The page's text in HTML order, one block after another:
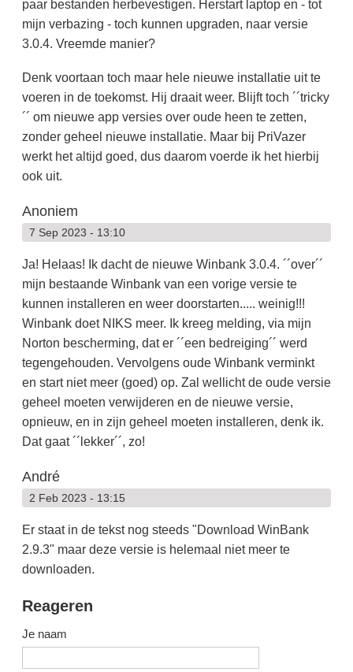
paar bestanden herbevestigen. Herstart laptop en - tot
mijn verbazing - toch kunnen upgraden, naar versie
3.0.4. Vreemde manier?
Denk voortaan toch maar hele nieuwe installatie uit te
voeren in de toekomst. Hij draait weer. Blijft toch ´´tricky
´´ om nieuwe app versies over oude heen te zetten,
zonder geheel nieuwe installatie. Maar bij PriVazer
werkt het altijd goed, dus daarom voerde ik het hierbij
ook uit.
Anoniem
7 Sep 2023 - 13:10
Ja! Helaas! Ik dacht de nieuwe Winbank 3.0.4. ´´over´´
mijn bestaande Winbank van een vorige versie te
kunnen installeren en weer doorstarten..... weinig!!!
Winbank doet NIKS meer. Ik kreeg melding, via mijn
Norton bescherming, dat er ´´een bedreiging´´ werd
tegengehouden. Vervolgens oude Winbank verminkt
en start niet meer (goed) op. Zal wellicht de oude versie
geheel moeten verwijderen en de nieuwe versie,
opnieuw, en in zijn geheel moeten installeren, denk ik.
Dat gaat ´´lekker´´, zo!
André
2 Feb 2023 - 13:15
Er staat in de tekst nog steeds "Download WinBank
2.9.3" maar deze versie is helemaal niet meer te
downloaden.
Reageren
Je naam